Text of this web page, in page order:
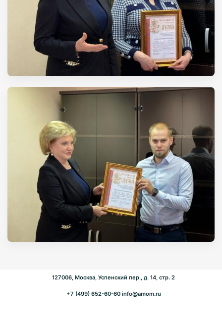
127006, Москва, Успенский пер., д. 14, стр. 2
+7 (499) 652-60-60 info@amom.ru